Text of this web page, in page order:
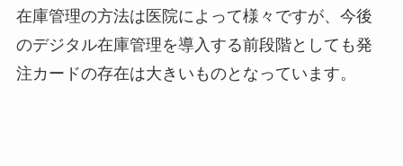
在庫管理の方法は医院によって様々ですが、今後
のデジタル在庫管理を導入する前段階としても発
注カードの存在は大きいものとなっています。